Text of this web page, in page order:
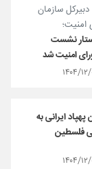
دبیرکل سازمان
امنیت؛
نشست
امنیت شد
۱۲/۰۹
ایرانی به
فلسطین
۱۲/۰۹